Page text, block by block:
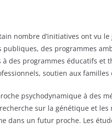
nombre d’initiatives ont vu
des programmes
à des programmes éducatifs
soutien aux
psychodynamique à des
sur la génétique et
dans un futur proche. Les